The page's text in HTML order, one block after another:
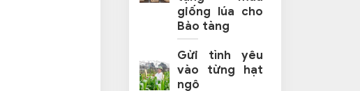
giống lúa cho
Bảo tàng
Gửi tình yêu
vào từng hạt
ngô